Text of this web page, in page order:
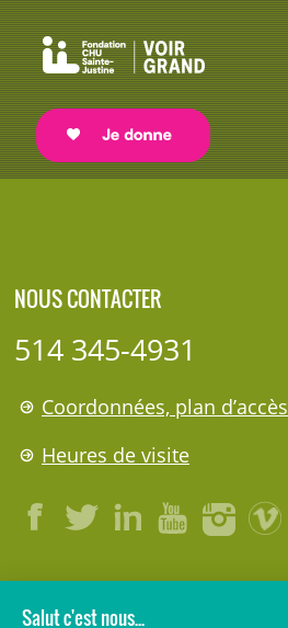
NOUS CONTACTER
514 345-4931
Coordonnées, plan d’accès
Heures de visite
LÉGAL